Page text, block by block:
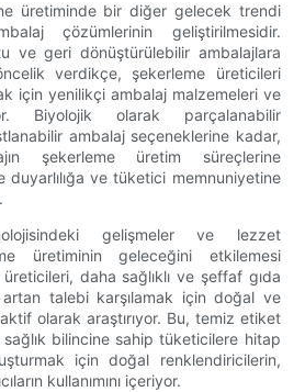
üretiminde bir diğer gelecek trendi
çözümlerinin geliştirilmesidir.
ve geri dönüştürülebilir ambalajlara
verdikçe, şekerleme üreticileri
için yenilikçi ambalaj malzemeleri ve
Biyolojik olarak parçalanabilir
ambalaj seçeneklerine kadar,
şekerleme üretim süreçlerine
ve tüketici memnuniyetine
gelişmeler ve lezzet
üretiminin geleceğini etkilemesi
daha sağlıklı ve şeffaf gıda
talebi karşılamak için doğal ve
olarak araştırıyor. Bu, temiz etiket
bilincine sahip tüketicilere hitap
için doğal renklendiricilerin,
kullanımını içeriyor.